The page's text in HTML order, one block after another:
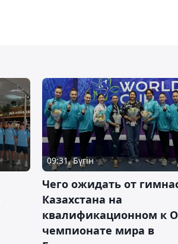
09:31, Бүгін
Чего ожидать от
Казахстана на
квалификационном к
чемпионате мира в